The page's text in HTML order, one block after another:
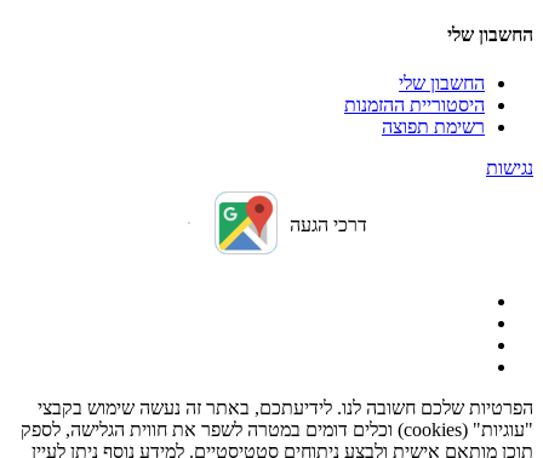
החשבון שלי
החשבון שלי
היסטוריית ההזמנות
רשימת תפוצה
נגישות
דרכי הגעה
הפרטיות שלכם חשובה לנו. לידיעתכם, באתר זה נעשה שימוש בקבצי
"עוגיות" (cookies) וכלים דומים במטרה לשפר את חווית הגלישה, לספק
תוכן מותאם אישית ולבצע ניתוחים סטטיסטיים. למידע נוסף ניתן לעיין